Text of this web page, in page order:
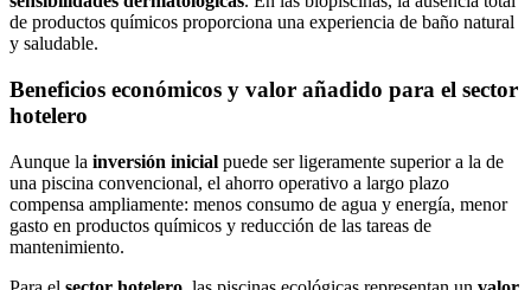
de productos químicos proporciona una experiencia de baño natural
y saludable.
Beneficios económicos y valor añadido para el sector
hotelero
Aunque la inversión inicial puede ser ligeramente superior a la de
una piscina convencional, el ahorro operativo a largo plazo
compensa ampliamente: menos consumo de agua y energía, menor
gasto en productos químicos y reducción de las tareas de
mantenimiento.